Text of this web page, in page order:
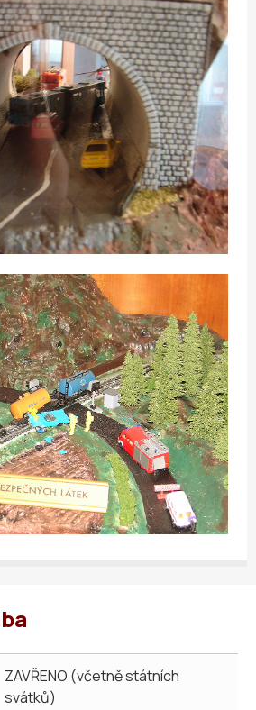
ZAVŘENO (včetně státních
svátků)